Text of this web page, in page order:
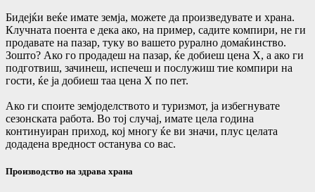
Бидејќи веќе имате земја, можете да произведувате и храна.
Клучната поента е дека ако, на пример, садите компири, не ги
продавате на пазар, туку во вашето рурално домаќинство.
Зошто? Ако го продадеш на пазар, ќе добиеш цена Х, а ако ги
подготвиш, зачинеш, испечеш и послужиш тие компири на
гости, ќе ја добиеш таа цена Х по пет.
Ако ги споите земјоделството и туризмот, ја избегнувате
сезонската работа. Во тој случај, имате цела година
континуиран приход, кој многу ќе ви значи, плус целата
додадена вредност останува со вас.
Производство на здрава храна